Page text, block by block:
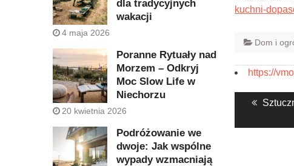
kuchni-
Dom i
https://
wpisu
dla tradycyjnych
wakacji
4 maja 2026
Poranne Rytuały nad
Morzem – Odkryj
Moc Slow Life w
Niechorzu
20 kwietnia 2026
Podróżowanie we
dwoje: Jak wspólne
wypady wzmacniają